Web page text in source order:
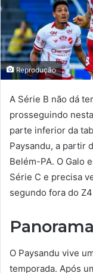
Reprodução
A Série B não dá
prosseguindo
parte inferior da
Paysandu, a partir
Belém-PA. O Galo
Série C e precisa
segundo fora do
Panorama
O Paysandu vive
temporada. Após